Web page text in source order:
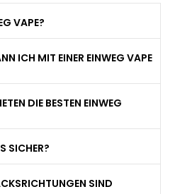
VAPE?
ICH MIT EINER EINWEG VAPE
DIE BESTEN EINWEG
SICHER?
SIND